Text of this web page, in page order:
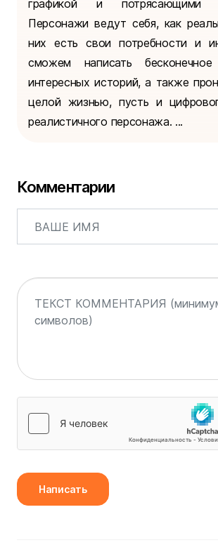
графикой и потрясающими
Персонажи ведут себя, как
них есть свои потребности и
сможем написать бесконечное
интересных историй, а также
целой жизнью, пусть и
реалистичного персонажа. ...
Комментарии
Написать